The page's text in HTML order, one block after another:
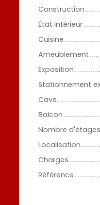
Construction
État intérieur
Cuisine
Ameublement
Exposition
Stationnement
Cave
Balcon
Nombre
Localisation
Charges
Référence